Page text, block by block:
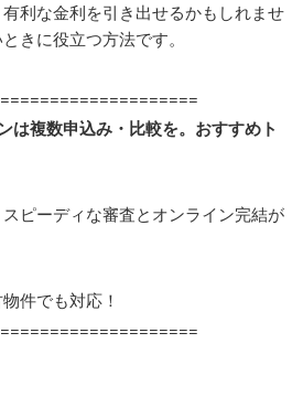
利な金利を引き出せるかもしれませ
きに役立つ方法です。
は複数申込み・比較を。おすすめト
ピーディな審査とオンライン完結が
件でも対応！